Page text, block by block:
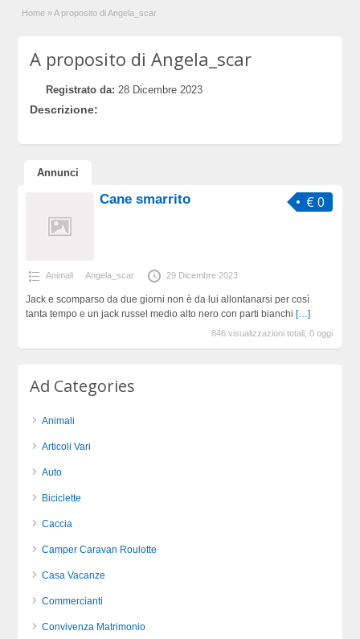
Home » A proposito di Angela_scar
A proposito di Angela_scar
Registrato da: 28 Dicembre 2023
Descrizione:
Annunci
€ 0
Cane smarrito
Animali Angela_scar 29 Dicembre 2023
Jack e scomparso da due giorni non è da lui allontanarsi per così
tanta tempo e un jack russel medio alto nero con parti bianchi […]
846 visualizzazioni totali, 0 oggi
Ad Categories
Animali
Articoli Vari
Auto
Biciclette
Caccia
Camper Caravan Roulotte
Casa Vacanze
Commercianti
Convivenza Matrimonio